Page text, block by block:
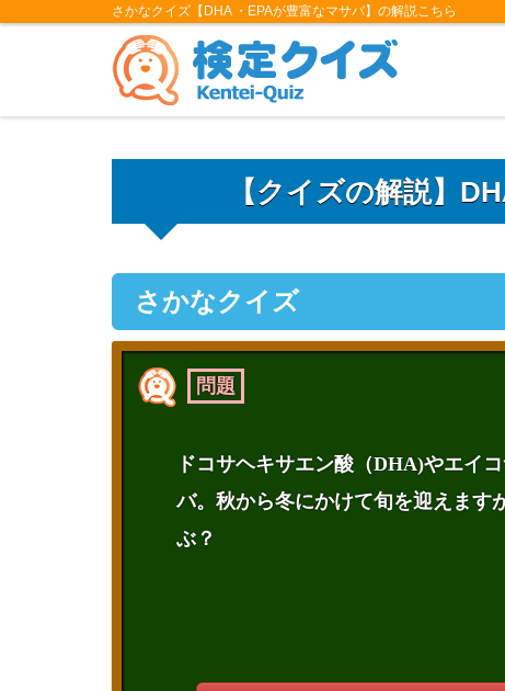
さかなクイズ【DHA ・EPAが豊富なマサバ】の解説こちら
【クイズの解説】
さかなクイズ
問題
ドコサヘキサエン酸（DHA)やエイ
バ。秋から冬にかけて旬を迎えます
ぶ？